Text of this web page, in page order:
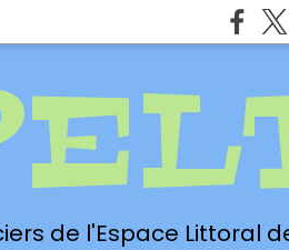
de l'Espace Littoral